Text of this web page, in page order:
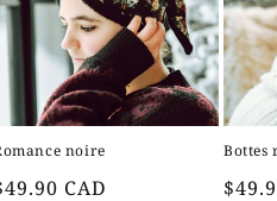
noire
CAD
Bottes
Prix